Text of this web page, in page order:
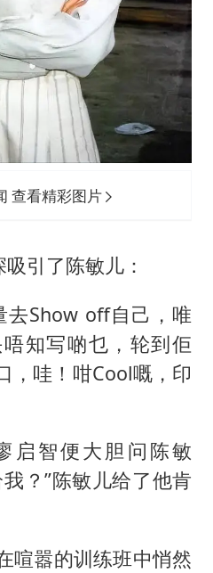
查看精彩图片
引了陈敏儿：
去Show off自己，唯
知写啲乜，轮到佢
，哇！咁Cool嘅，印
启智便大胆问陈敏
？”陈敏儿给了他肯
喧嚣的训练班中悄然